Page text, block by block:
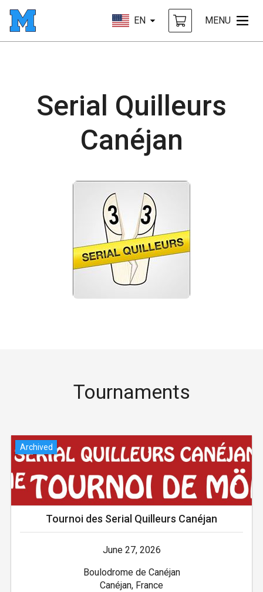
EN MENU
Serial Quilleurs
Canéjan
Tournaments
Archived
Tournoi des Serial Quilleurs Canéjan
June 27, 2026
Boulodrome de Canéjan
Canéjan, France